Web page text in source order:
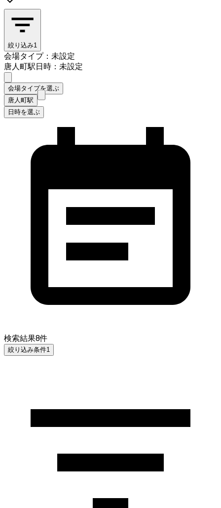
絞り込み1
会場タイプ：未設定
唐人町駅日時：未設定
会場タイプを選ぶ
唐人町駅
日時を選ぶ
検索結果8件
絞り込み条件1